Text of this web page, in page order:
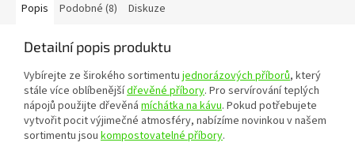
Popis Podobné (8) Diskuze
Detailní popis produktu
Vybírejte ze širokého sortimentu jednorázových příborů, který
stále více oblíbenějšídřevěné příbory. Pro servírování teplých
nápojů použijte dřevěná míchátka na kávu. Pokud potřebujete
vytvořit pocit výjimečné atmosféry, nabízíme novinkou v našem
sortimentu jsou kompostovatelné příbory.